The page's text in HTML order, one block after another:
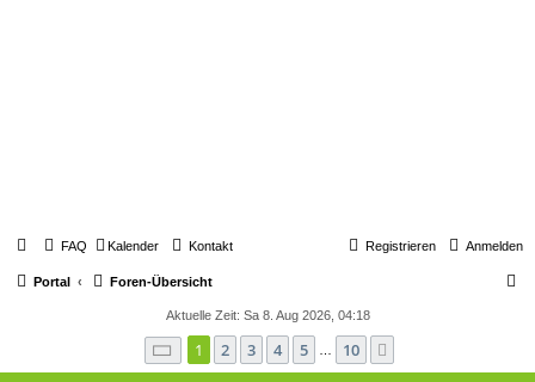
FAQ Kalender Kontakt Anmelden
Registrieren
Portal Foren-Übersicht
Aktuelle Zeit: Sa 8. Aug 2026, 04:18
Seite 1von 10
1 2 3 4 5 10